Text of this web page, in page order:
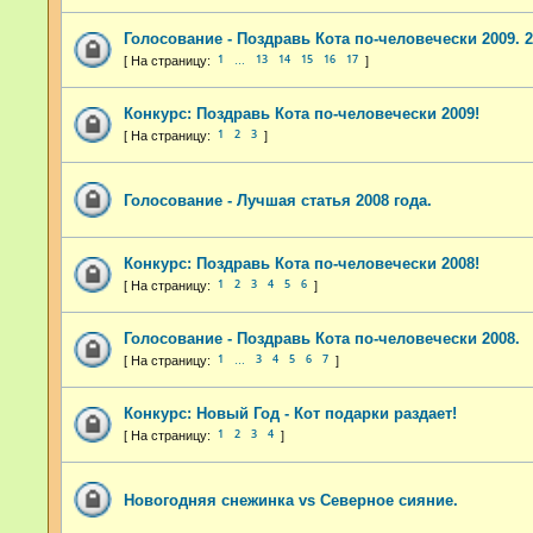
Голосование - Поздравь Кота по-человечески 2009.
1 13 14 15 16 17
Конкурс: Поздравь Кота по-человечески 2009!
1 2 3
Голосование - Лучшая статья 2008 года.
Конкурс: Поздравь Кота по-человечески 2008!
1 2 3 4 5 6
Голосование - Поздравь Кота по-человечески 2008.
1 3 4 5 6 7
Конкурс: Новый Год - Кот подарки раздает!
1 2 3 4
Новогодняя снежинка vs Северное сияние.